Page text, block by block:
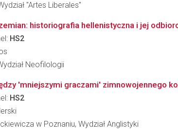
"Artes Liberales"
historiografia hellenistyczna i jej
HS2
Neofilologii
'mniejszymi graczami' zimnowojennego
HS2
w Poznaniu, Wydział Anglistyki